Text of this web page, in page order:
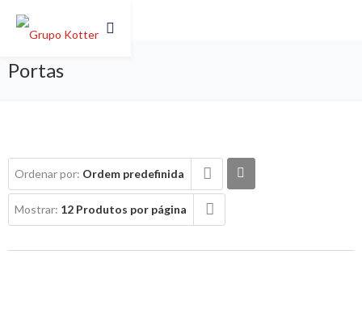
Portas
Ordenar por: Ordem predefinida
Mostrar: 12 Produtos por página